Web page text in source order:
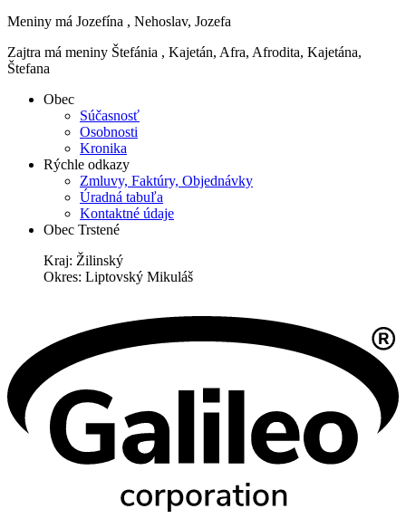
Meniny má Jozefína , Nehoslav, Jozefa
Zajtra má meniny Štefánia , Kajetán, Afra, Afrodita, Kajetána,
Štefana
Obec
Súčasnosť
Osobnosti
Kronika
Rýchle odkazy
Zmluvy, Faktúry, Objednávky
Úradná tabuľa
Kontaktné údaje
Obec Trstené
Kraj: Žilinský
Okres: Liptovský Mikuláš